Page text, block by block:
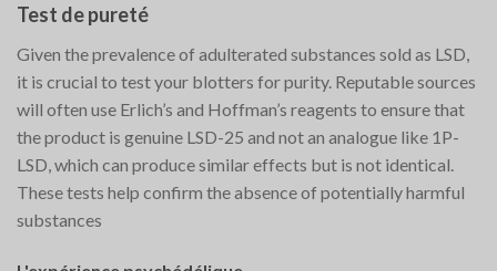
Test de pureté
Given the prevalence of adulterated substances sold as LSD,
it is crucial to test your blotters for purity. Reputable sources
will often use Erlich’s and Hoffman’s reagents to ensure that
the product is genuine LSD-25 and not an analogue like 1P-
LSD, which can produce similar effects but is not identical.
These tests help confirm the absence of potentially harmful
substances​